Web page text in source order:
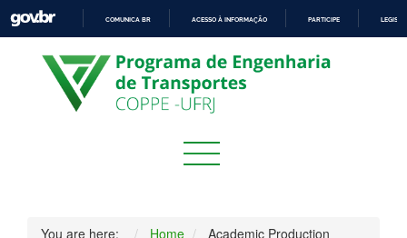
PARA
O
CONTEÚDO
COMUNICA BR ACESSO À INFORMAÇÃO PARTICIPE
You are here: Home
Academic Production